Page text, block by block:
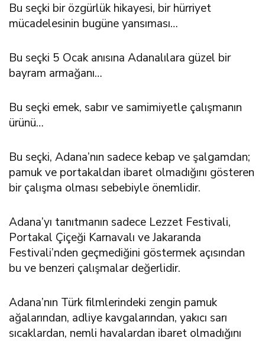
Bu seçki bir özgürlük hikayesi, bir hürriyet
mücadelesinin bugüne yansıması…
Bu seçki 5 Ocak anısına Adanalılara güzel bir
bayram armağanı…
Bu seçki emek, sabır ve samimiyetle çalışmanın
ürünü…
Bu seçki, Adana’nın sadece kebap ve şalgamdan;
pamuk ve portakaldan ibaret olmadığını gösteren
bir çalışma olması sebebiyle önemlidir.
Adana’yı tanıtmanın sadece Lezzet Festivali,
Portakal Çiçeği Karnavalı ve Jakaranda
Festivali’nden geçmediğini göstermek açısından
bu ve benzeri çalışmalar değerlidir.
Adana’nın Türk filmlerindeki zengin pamuk
ağalarından, adliye kavgalarından, yakıcı sarı
sıcaklardan, nemli havalardan ibaret olmadığını